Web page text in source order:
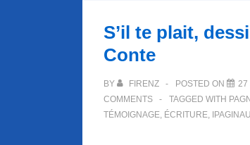
S’il te plait,
Conte
BY FIRENZ POSTED ON 27
COMMENTS
TAGGED WITH
TÉMOIGNAGE, ÉCRITURE,